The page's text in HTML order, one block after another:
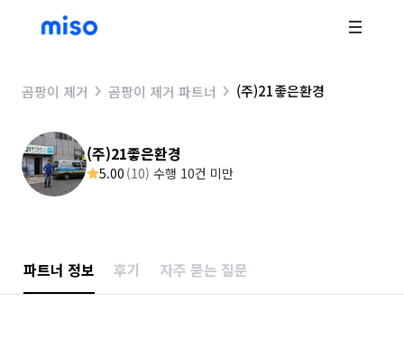
곰팡이 제거 곰팡이 제거 파트너 (주)21좋은환경
(주)21좋은환경
5.00 (10) 수행 10건 미만
파트너 정보 후기 자주 묻는 질문